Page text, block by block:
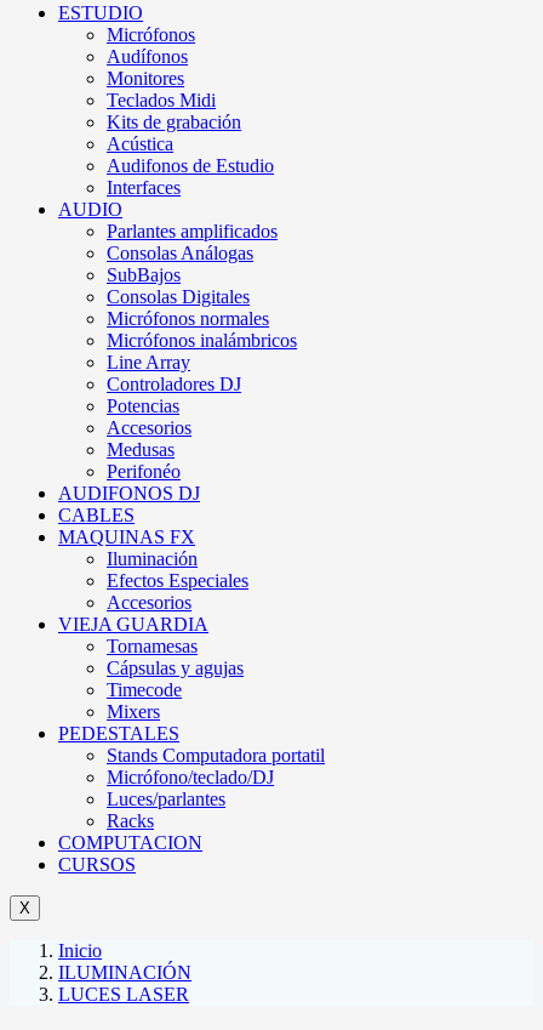
ESTUDIO
Micrófonos
Audífonos
Monitores
Teclados Midi
Kits de grabación
Acústica
Audifonos de Estudio
Interfaces
AUDIO
Parlantes amplificados
Consolas Análogas
SubBajos
Consolas Digitales
Micrófonos normales
Micrófonos inalámbricos
Line Array
Controladores DJ
Potencias
Accesorios
Medusas
Perifonéo
AUDIFONOS DJ
CABLES
MAQUINAS FX
Iluminación
Efectos Especiales
Accesorios
VIEJA GUARDIA
Tornamesas
Cápsulas y agujas
Timecode
Mixers
PEDESTALES
Stands Computadora portatil
Micrófono/teclado/DJ
Luces/parlantes
Racks
COMPUTACION
CURSOS
X
Inicio
ILUMINACIÓN
LUCES LASER